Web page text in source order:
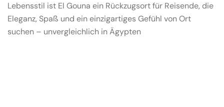
Lebensstil ist El Gouna ein Rückzugsort für Reisende, die
Eleganz, Spaß und ein einzigartiges Gefühl von Ort
suchen – unvergleichlich in Ägypten